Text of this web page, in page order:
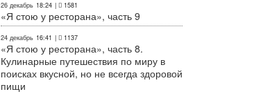
26 декабрь 18:24 | 1581
«Я стою у ресторана», часть 9
24 декабрь 16:41 | 1137
«Я стою у ресторана», часть 8.
Кулинарные путешествия по миру в
поисках вкусной, но не всегда здоровой
пищи